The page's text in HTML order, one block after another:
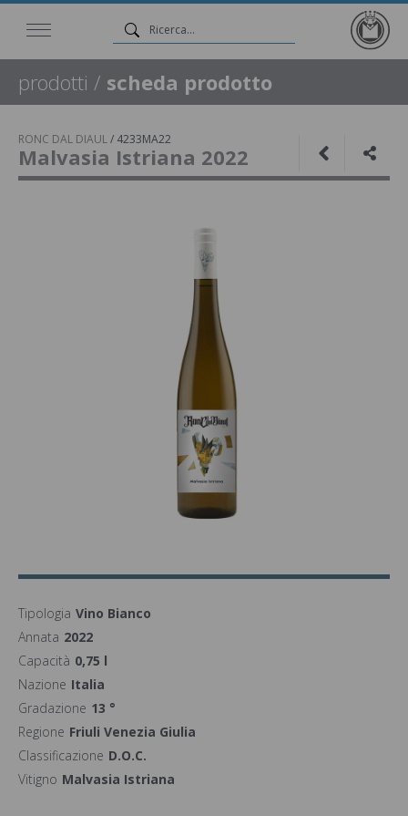
prodotti / scheda prodotto
RONC DAL DIAUL/ 4233MA22
Malvasia Istriana 2022
Tipologia Vino Bianco
Annata 2022
Capacità 0,75 l
Nazione Italia
Gradazione 13 °
Regione Friuli Venezia Giulia
Classificazione D.O.C.
Vitigno Malvasia Istriana